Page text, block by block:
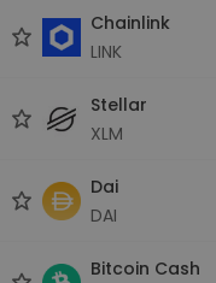
Chainlink
LINK
Stellar
XLM
Dai
DAI
Bitcoin Cash